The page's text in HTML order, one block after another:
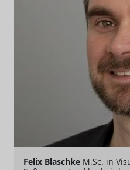
Felix Blaschke M.Sc. in